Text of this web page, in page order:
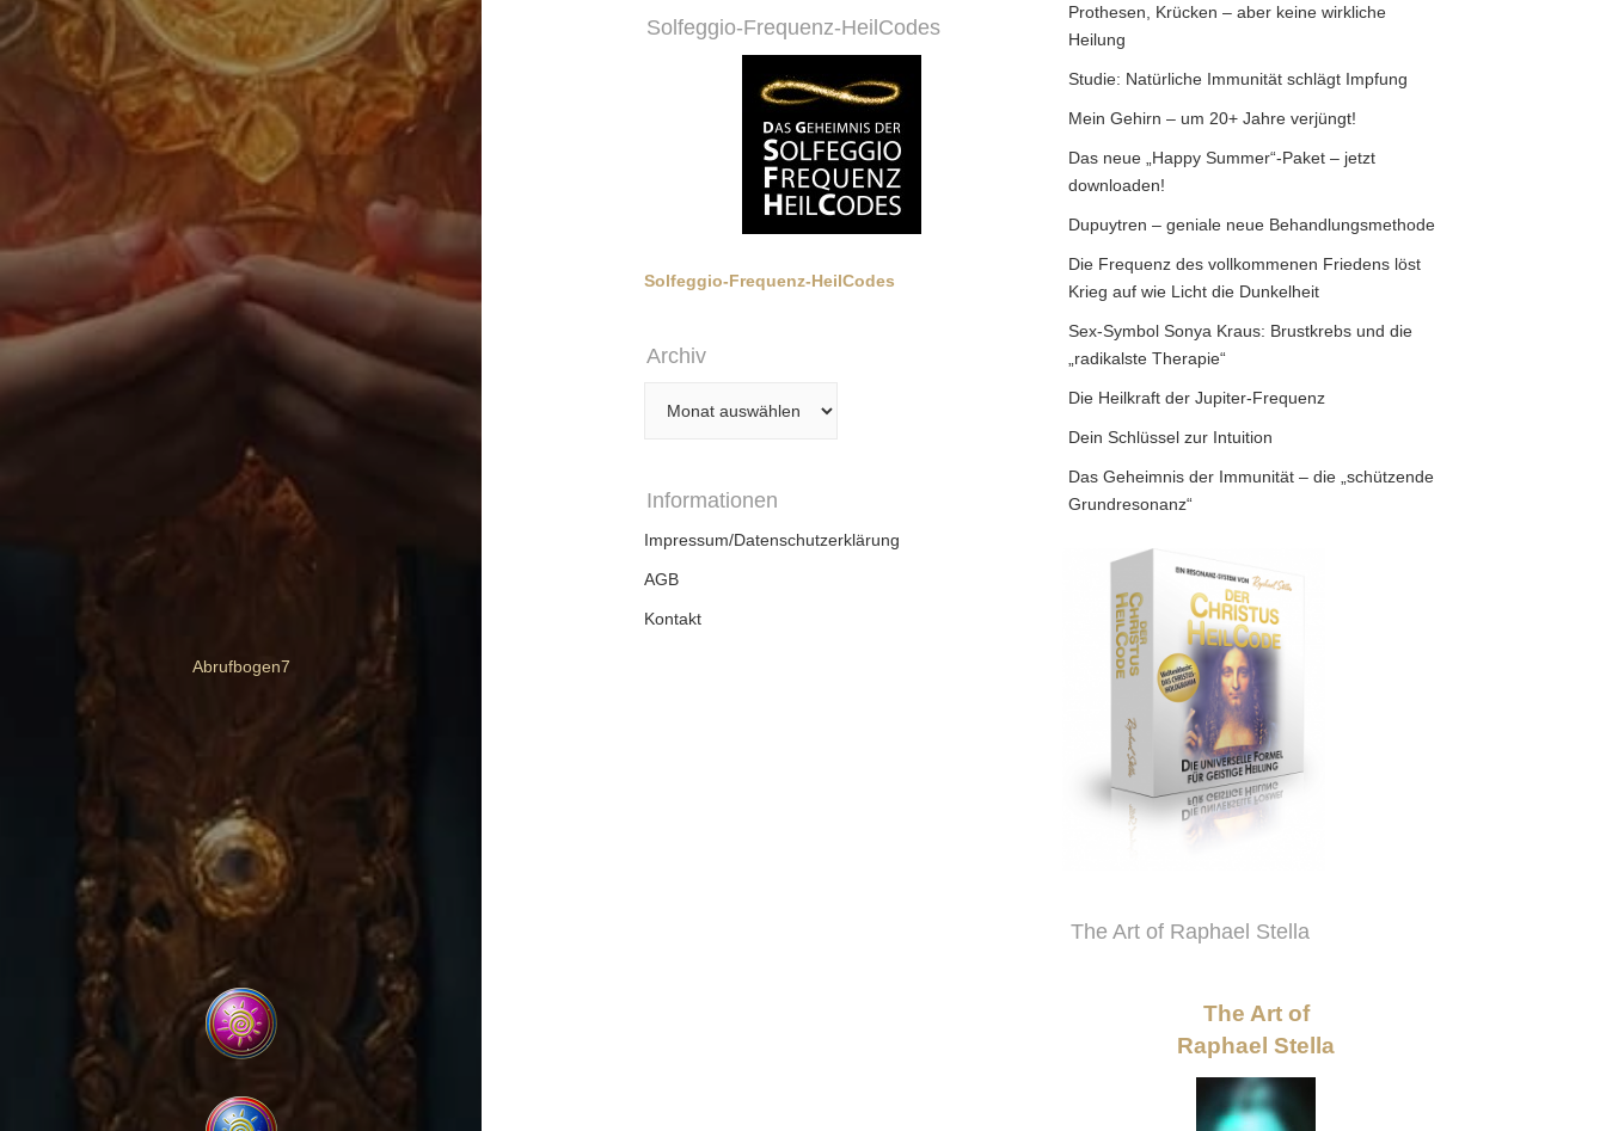
Abrufbogen7
Solfeggio-Frequenz-HeilCodes
Solfeggio-Frequenz-HeilCodes
Archiv
Informationen
Impressum/Datenschutzerklärung
AGB
Kontakt
Prothesen, Krücken – aber keine wirkliche
Heilung
Studie: Natürliche Immunität schlägt Impfung
Mein Gehirn – um 20+ Jahre verjüngt!
Das neue „Happy Summer“-Paket – jetzt
downloaden!
Dupuytren – geniale neue Behandlungsmethode
Die Frequenz des vollkommenen Friedens löst
Krieg auf wie Licht die Dunkelheit
Sex-Symbol Sonya Kraus: Brustkrebs und die
„radikalste Therapie“
Die Heilkraft der Jupiter-Frequenz
Dein Schlüssel zur Intuition
Das Geheimnis der Immunität – die „schützende
Grundresonanz“
The Art of Raphael Stella
The Art of
Raphael Stella